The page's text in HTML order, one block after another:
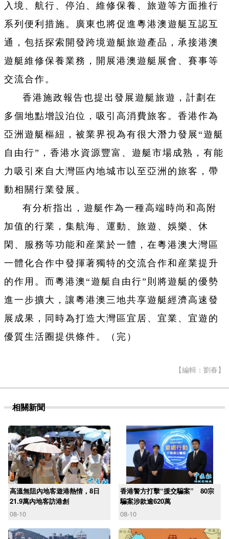
入境、航行、停泊、維修保養、旅遊等方面推行
系列便利措施。廣東也將促進粵港澳遊艇互認互
通，包括探索開發跨境遊艇旅遊產品，承接港澳
遊艇維修保養業務，開展港澳遊艇展會、賽事等
交流合作。
香港施政報告也提出發展遊艇旅遊，計劃在
多個地點增設泊位，吸引高消費旅客。香港作為
亞洲遊艇樞紐，被業界視為有很大潛力發展“遊艇
自由行”，香港水資源豐富、遊艇市場成熟，有能
力吸引來自大灣區內地城市以至亞洲的旅客，帶
動相關行業發展。
有分析指出，遊艇作為一種高端時尚和高附
加值的行業，集航海、運動、旅遊、娛樂、休
閑、服務等功能和産業於一體，在粵港澳大灣區
一體化合作中發揮著獨特的交流合作和産業提升
的作用。而粵港澳“遊艇自由行”則將遊艇的優勢
進一步擴大，讓粵港澳三地共享遊艇經濟高速發
展成果，同時為打造大灣區宜居、宜業、宜遊的
優質生活圈提供條件。（完）
【編輯：劉春】
相關新聞
高溫無阻內地客遊港熱情，8日
21.9萬內地客訪港創
08-10
香港警方打擊“援交騙案” 80宗
騙案涉款逾620萬
08-10